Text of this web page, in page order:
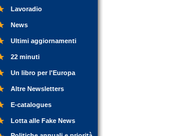
Lavoradio
News
Ultimi aggiornamenti
22 minuti
Un libro per l'Europa
Altre Newsletters
E-catalogues
Lotta alle Fake News